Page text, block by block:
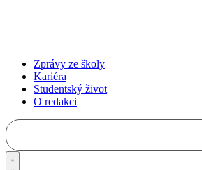
Zprávy ze školy
Kariéra
Studentský život
O redakci